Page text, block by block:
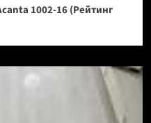
1002-16 (Рейтинг